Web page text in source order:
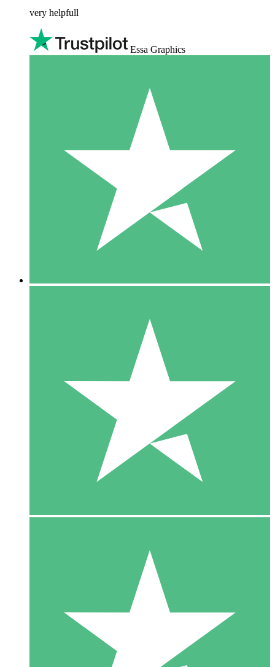
very helpfull
Essa Graphics